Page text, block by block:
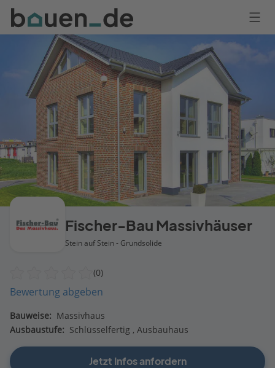
Bauen
Logo
Anmelden
Fischer-Bau Massivhäuser
Stein auf Stein - Grundsolide
(0)
Bewertung abgeben
Bauweise: Massivhaus
Ausbaustufe: Schlüsselfertig Ausbauhaus
Jetzt Infos anfordern